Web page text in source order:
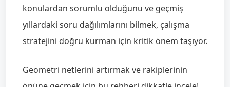
konulardan sorumlu olduğunu ve geçmiş
yıllardaki soru dağılımlarını bilmek, çalışma
stratejini doğru kurman için kritik önem taşıyor.
Geometri netlerini artırmak ve rakiplerinin